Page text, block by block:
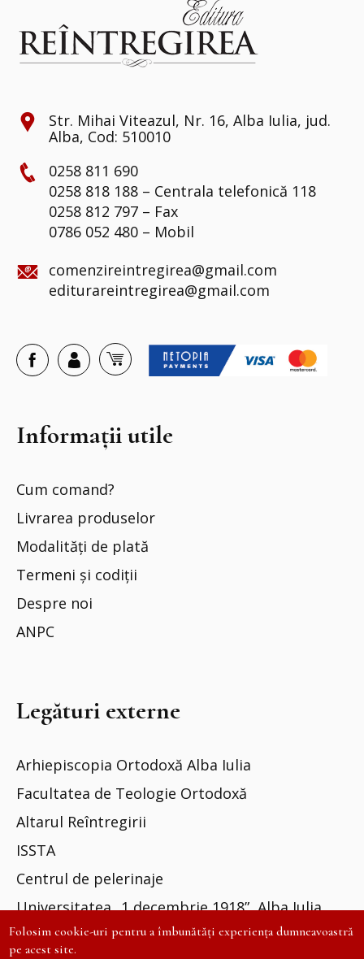
Str. Mihai Viteazul, Nr. 16, Alba Iulia, jud.
Alba, Cod: 510010
0258 811 690
0258 818 188 – Centrala telefonică 118
0258 812 797 – Fax
0786 052 480 – Mobil
comenzireintregirea@gmail.com
editurareintregirea@gmail.com
Informații utile
Cum comand?
Livrarea produselor
Modalități de plată
Termeni și codiții
Despre noi
ANPC
Legături externe
Arhiepiscopia Ortodoxă Alba Iulia
Facultatea de Teologie Ortodoxă
Altarul Reîntregirii
ISSTA
Centrul de pelerinaje
Universitatea „1 decembrie 1918”, Alba Iulia
Folosim cookie-uri pentru a îmbunătăți experiența dumneavoastră
pe acest site.